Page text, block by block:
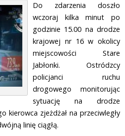
Do zdarzenia doszło
wczoraj kilka minut po
godzinie 15.00 na drodze
krajowej nr 16 w okolicy
miejscowości Stare
Jabłonki. Ostródzcy
policjanci ruchu
drogowego monitorując
sytuację na drodze
kierowca zjeżdżał na przeciwległy
linię ciągłą.